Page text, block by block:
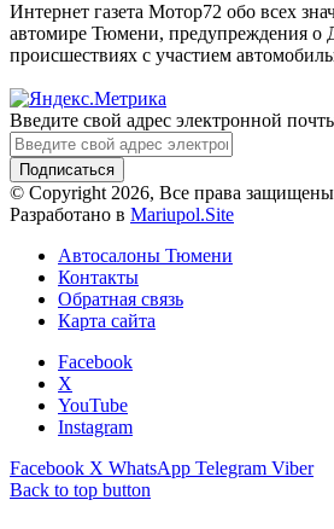
Интернет газета Мотор72 обо всех
автомире Тюмени, предупреждения о
происшествиях с участием
Введите свой адрес электронной
© Copyright 2026, Все права
Разработано в Mariupol.Site
Автосалоны Тюмени
Контакты
Обратная связь
Карта сайта
Facebook
X
YouTube
Instagram
Facebook X WhatsApp Telegram Viber
Back to top button